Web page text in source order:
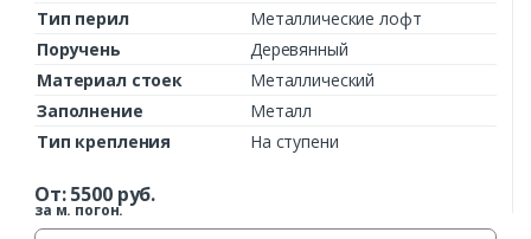
Тип перил
Металлические лофт
Поручень
Деревянный
Материал стоек
Металлический
Заполнение
Металл
Тип крепления
На ступени
От:5500руб.
за м. погон.